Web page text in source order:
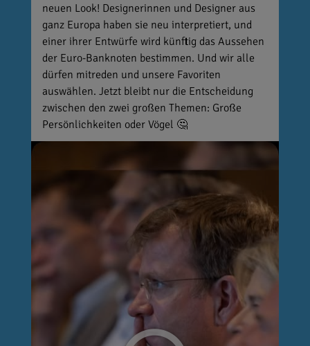
neuen Look! Designerinnen und Designer aus
ganz Europa haben sie neu interpretiert, und
einer ihrer Entwürfe wird künftig das Aussehen
der Euro-Banknoten bestimmen. Und wir alle
dürfen mitreden und unsere Favoriten
auswählen. Jetzt bleibt nur die Entscheidung
zwischen den zwei großen Themen: Große
Persönlichkeiten oder Vögel 🤔